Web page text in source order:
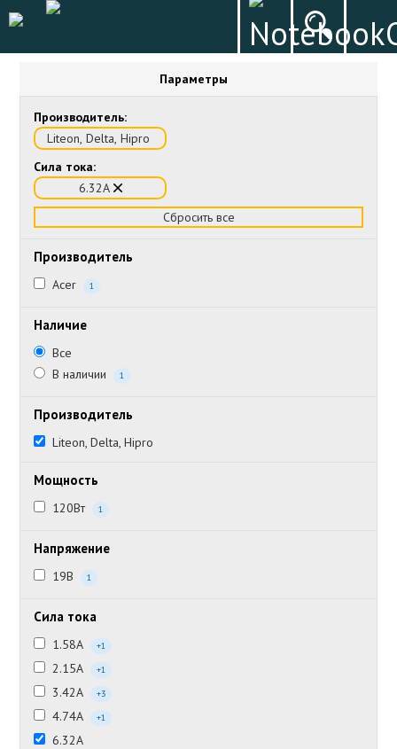
Параметры
Производитель:
Liteon, Delta, Hipro
Сила тока:
6.32А
Сбросить все
Производитель
Acer 1
Наличие
Все
В наличии
1
Производитель
Liteon, Delta, Hipro
Мощность
120Вт 1
Напряжение
19В 1
Сила тока
1.58А +1
2.15А +1
3.42А +3
4.74А +1
6.32А